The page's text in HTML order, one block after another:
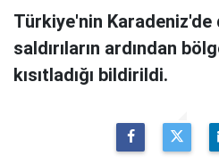
Türkiye'nin Karadeniz'de
saldırıların ardından
kısıtladığı bildirildi.